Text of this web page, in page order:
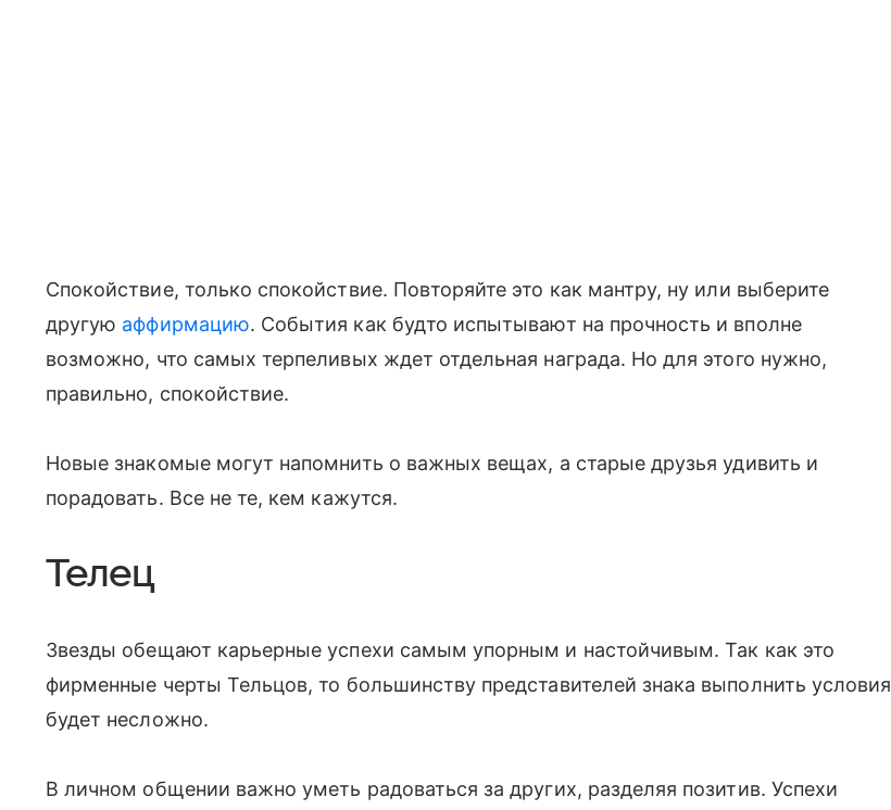
Спокойствие, только спокойствие. Повторяйте это как мантру, ну или выберите
другую аффирмацию. События как будто испытывают на прочность и вполне
возможно, что самых терпеливых ждет отдельная награда. Но для этого нужно,
правильно, спокойствие.
Новые знакомые могут напомнить о важных вещах, а старые друзья удивить и
порадовать. Все не те, кем кажутся.
Телец
Звезды обещают карьерные успехи самым упорным и настойчивым. Так как это
фирменные черты Тельцов, то большинству представителей знака выполнить условия
будет несложно.
В личном общении важно уметь радоваться за других, разделяя позитив. Успехи